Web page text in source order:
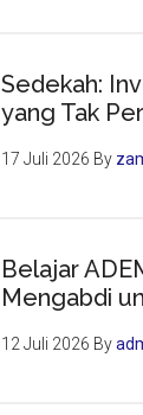
Sedekah:
yang Tak
17 Juli 2026 By
Belajar
Mengabdi
12 Juli 2026 By